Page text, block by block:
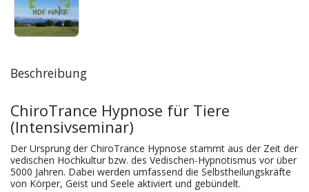
Beschreibung
ChiroTrance Hypnose für Tiere
(Intensivseminar)
Der Ursprung der ChiroTrance Hypnose stammt aus der Zeit der
vedischen Hochkultur bzw. des Vedischen-Hypnotismus vor über
5000 Jahren. Dabei werden umfassend die Selbstheilungskräfte
von Körper, Geist und Seele aktiviert und gebündelt.